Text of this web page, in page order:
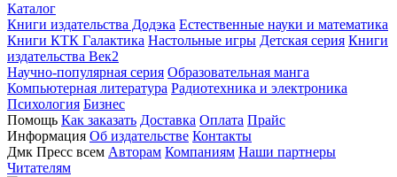
Каталог
Книги издательства Додэка Естественные науки и математика
Книги КТК Галактика Настольные игры Детская серия Книги
издательства Век2
Научно-популярная серия Образовательная манга
Компьютерная литература Радиотехника и электроника
Психология Бизнес
Помощь Как заказать Доставка Оплата Прайс
Информация Об издательстве Контакты
Дмк Пресс всем Авторам Компаниям Наши партнеры
Читателям